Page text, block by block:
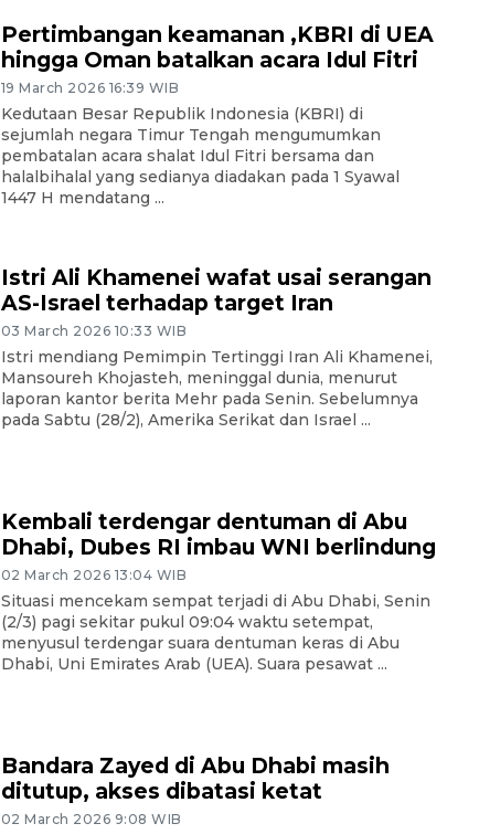
Pertimbangan keamanan ,KBRI di UEA
hingga Oman batalkan acara Idul Fitri
19 March 2026 16:39 WIB
Kedutaan Besar Republik Indonesia (KBRI) di
sejumlah negara Timur Tengah mengumumkan
pembatalan acara shalat Idul Fitri bersama dan
halalbihalal yang sedianya diadakan pada 1 Syawal
1447 H mendatang ...
Istri Ali Khamenei wafat usai serangan
AS-Israel terhadap target Iran
03 March 2026 10:33 WIB
Istri mendiang Pemimpin Tertinggi Iran Ali Khamenei,
Mansoureh Khojasteh, meninggal dunia, menurut
laporan kantor berita Mehr pada Senin. Sebelumnya
pada Sabtu (28/2), Amerika Serikat dan Israel ...
Kembali terdengar dentuman di Abu
Dhabi, Dubes RI imbau WNI berlindung
02 March 2026 13:04 WIB
Situasi mencekam sempat terjadi di Abu Dhabi, Senin
(2/3) pagi sekitar pukul 09:04 waktu setempat,
menyusul terdengar suara dentuman keras di Abu
Dhabi, Uni Emirates Arab (UEA). Suara pesawat ...
Bandara Zayed di Abu Dhabi masih
ditutup, akses dibatasi ketat
02 March 2026 9:08 WIB